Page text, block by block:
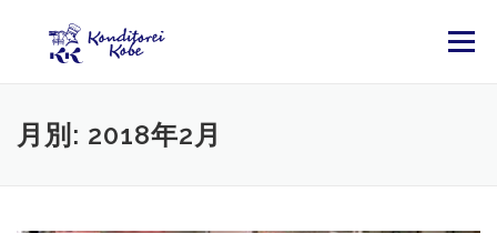
メニュー
月別: 2018年2月